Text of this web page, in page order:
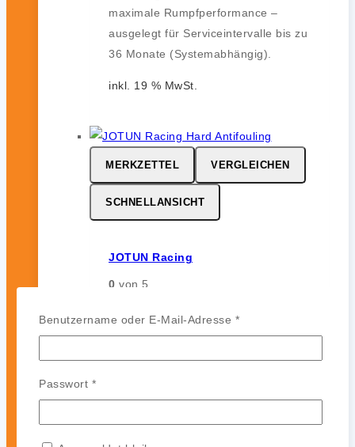
maximale Rumpfperformance –
ausgelegt für Serviceintervalle bis zu
36 Monate (Systemabhängig).
inkl. 19 % MwSt.
MERKZETTEL VERGLEICHEN
SCHNELLANSICHT
JOTUN Racing
0 von 5
JOTUN Racing ist ein
leistungsstarkes Hartantifouling für
Regattasegler. Es bildet eine harte,
Benutzername oder E-Mail-Adresse *Erforderlich
Passwort *Erforderlich